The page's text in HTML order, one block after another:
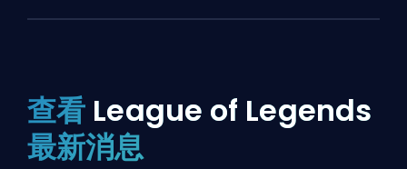
查看 League of Legends
最新消息